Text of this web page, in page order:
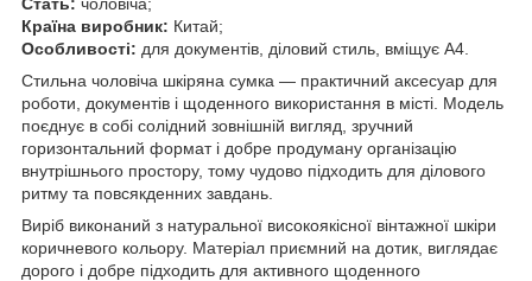
Країна виробник: Китай;
Особливості: для документів, діловий стиль, вміщує А4.
Стильна чоловіча шкіряна сумка — практичний аксесуар для
роботи, документів і щоденного використання в місті. Модель
поєднує в собі солідний зовнішній вигляд, зручний
горизонтальний формат і добре продуману організацію
внутрішнього простору, тому чудово підходить для ділового
ритму та повсякденних завдань.
Виріб виконаний з натуральної високоякісної вінтажної шкіри
коричневого кольору. Матеріал приємний на дотик, виглядає
дорого і добре підходить для активного щоденного